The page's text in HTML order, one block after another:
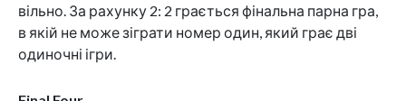
вільно. За рахунку 2: 2 грається фінальна парна гра,
в якій не може зіграти номер один, який грає дві
одиночні ігри.